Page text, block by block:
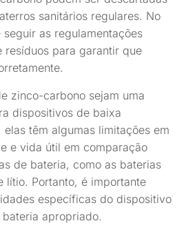
sanitários regulares. No
as regulamentações
resíduos para garantir que
zinco-carbono sejam uma
dispositivos de baixa
têm algumas limitações em
e vida útil em comparação
de bateria, como as baterias
lítio. Portanto, é importante
específicas do dispositivo
apropriado.